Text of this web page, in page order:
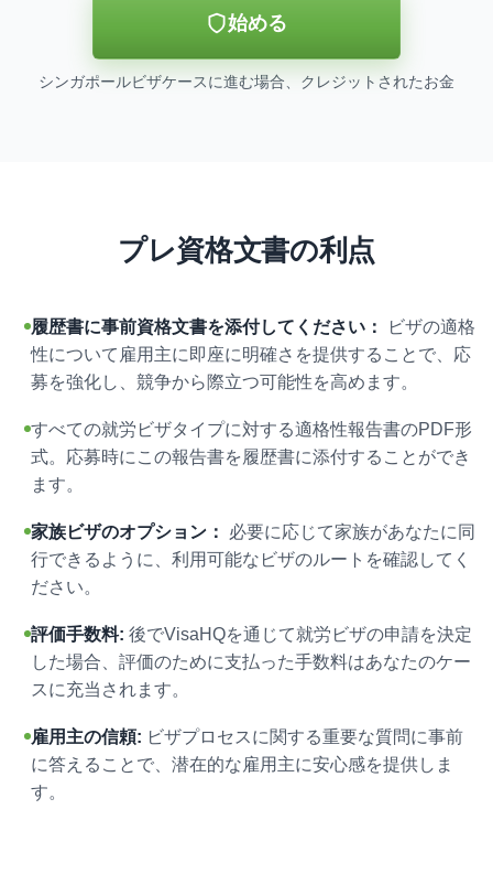
始める
シンガポールビザケースに進む場合、クレジットされたお金
プレ資格文書の利点
履歴書に事前資格文書を添付してください：
ビザの適格
性について雇用主に即座に明確さを提供することで、応
募を強化し、競争から際立つ可能性を高めます。
すべての就労ビザタイプに対する適格性報告書のPDF形
式。応募時にこの報告書を履歴書に添付することができ
ます。
家族ビザのオプション：
必要に応じて家族があなたに同
行できるように、利用可能なビザのルートを確認してく
ださい。
評価手数料: 後でVisaHQを通じて就労ビザの申請を決定
した場合、評価のために支払った手数料はあなたのケー
スに充当されます。
雇用主の信頼: ビザプロセスに関する重要な質問に事前
に答えることで、潜在的な雇用主に安心感を提供しま
す。